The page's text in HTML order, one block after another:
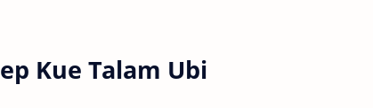
Kue Talam Ubi